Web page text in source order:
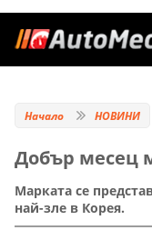
Начало НОВИНИ
Добър месец
Марката се
най-зле в Корея.